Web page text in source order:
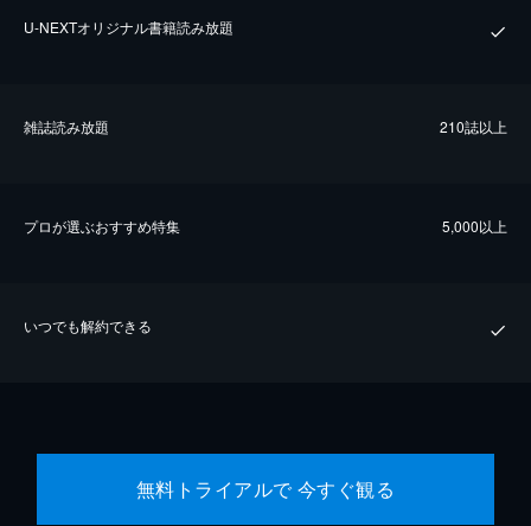
U-NEXTオリジナル書籍読み放題
雑誌読み放題 210誌以上
プロが選ぶおすすめ特集 5,000以上
いつでも解約できる
無料トライアルで 今すぐ観る